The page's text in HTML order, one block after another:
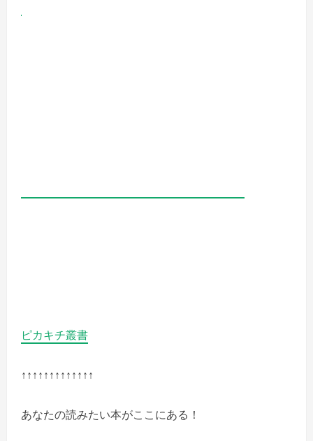
ピカキチ叢書
↑↑↑↑↑↑↑↑↑↑↑↑↑
あなたの読みたい本がここにある！